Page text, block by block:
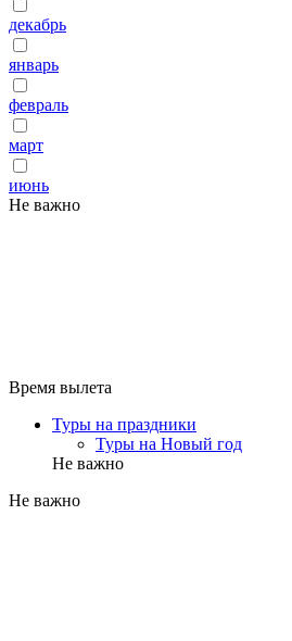
декабрь
январь
февраль
март
июнь
Не важно
Время вылета
Туры на праздники
Туры на Новый год
Не важно
Не важно